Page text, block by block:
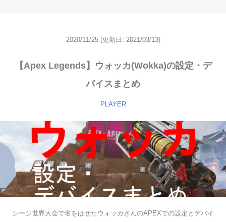
2020/11/25 (更新日: 2021/03/13)
【Apex Legends】ウォッカ(Wokka)の設定・デ
バイスまとめ
PLAYER
シージ世界大会で名をはせたウォッカさんのAPEXでの設定とデバイ